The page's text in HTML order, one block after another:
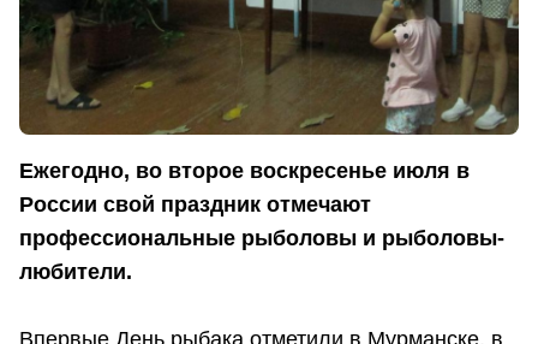
Ежегодно, во второе воскресенье июля в
России свой праздник отмечают
профессиональные рыболовы и рыболовы-
любители.
Впервые День рыбака отметили в Мурманске, в